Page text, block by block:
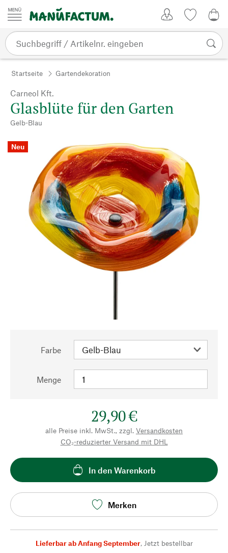
Zum Inhalt springen
Startseite Gartendekoration
Carneol Kft.
Glasblüte für den Garten
Gelb-Blau
Neu
Farbe
Menge
29,90 €
alle Preise inkl. MwSt., zzgl. Versandkosten
CO₂-reduzierter Versand mit DHL
In den Warenkorb
Merken
Lieferbar ab Anfang September, Jetzt bestellbar